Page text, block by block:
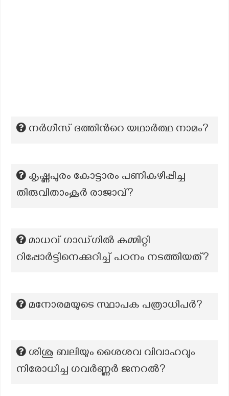
നർഗീസ് ദത്തിന്‍റെ യഥാർത്ഥ നാമം?
കൃഷ്ണപുരം കോട്ടാരം പണികഴിപ്പിച്ച
തിരുവിതാംകൂർ രാജാവ്?
മാധവ് ഗാഡ്ഗിൽ കമ്മിറ്റി
റിപ്പോർട്ടിനെക്കുറിച്ച് പഠനം നടത്തിയത്?
മനോരമയുടെ സ്ഥാപക പത്രാധിപര്‍?
ശിശു ബലിയും ശൈശവ വിവാഹവും
നിരോധിച്ച ഗവർണ്ണർ ജനറൽ?